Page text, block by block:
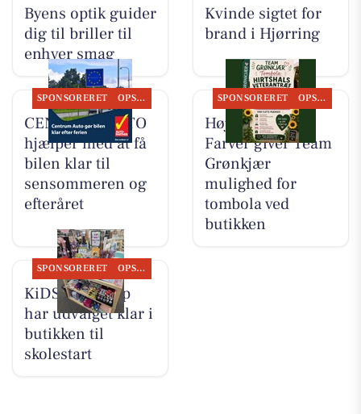
Byens optik guider
dig til briller til
enhver smag
Kvinde sigtet for
brand i Hjørring
SPONSORERET OPSLAGSTAVLEN
CENTRUM AUTO
hjælper med at få
bilen klar til
sensommeren og
efteråret
SPONSORERET OPSLAGSTAVLEN
Høj Data/Høj
Farver giver Team
Grønkjær
mulighed for
tombola ved
butikken
SPONSORERET OPSLAGSTAVLEN
KiDS Coolshop
har udvalget klar i
butikken til
skolestart